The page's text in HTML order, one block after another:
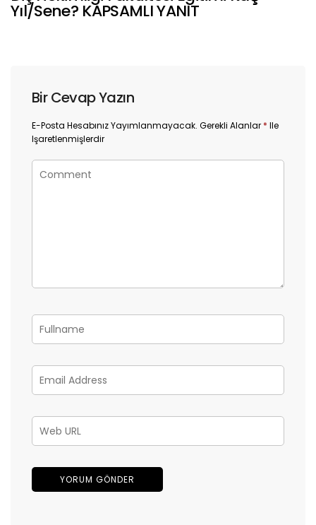
Yıl/Sene? KAPSAMLI YANIT
Bir Cevap Yazın
E-Posta Hesabınız Yayımlanmayacak. Gerekli Alanlar * Ile
Işaretlenmişlerdir